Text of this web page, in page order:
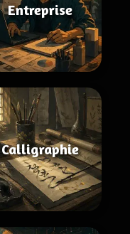
Entreprise
Calligraphie